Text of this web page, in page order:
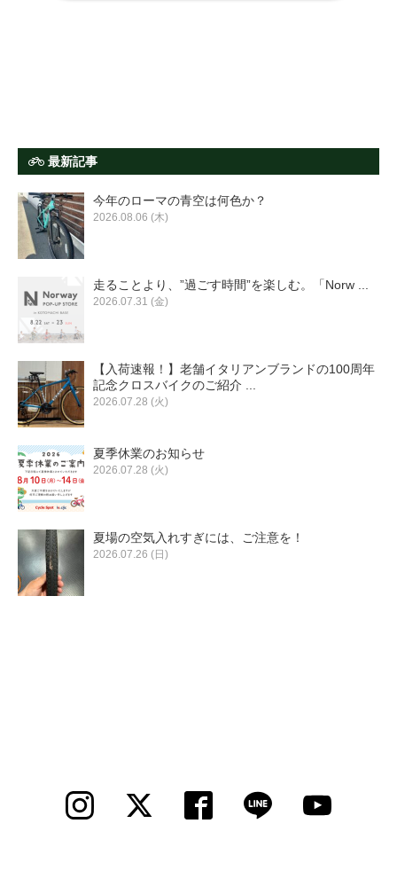
最新記事
今年のローマの青空は何色か？
2026.08.06 (木)
走ることより、”過ごす時間”を楽しむ。「Norw ...
2026.07.31 (金)
【入荷速報！】老舗イタリアンブランドの100周年
記念クロスバイクのご紹介 ...
2026.07.28 (火)
夏季休業のお知らせ
2026.07.28 (火)
夏場の空気入れすぎには、ご注意を！
2026.07.26 (日)